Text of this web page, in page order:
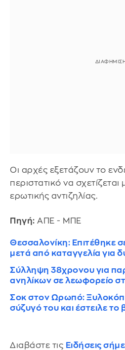
Οι αρχές εξετάζουν το
περιστατικό να
ερωτικής αντιζηλίας.
Πηγή: ΑΠΕ - ΜΠΕ
Θεσσαλονίκη: Επιτέθηκε
μετά από καταγγελία για
Σύλληψη 38χρονου για
ανηλίκων σε λεωφορείο
Σοκ στον Ωρωπό:
σύζυγό του και έστειλε το
Διαβάστε τις Ειδήσεις